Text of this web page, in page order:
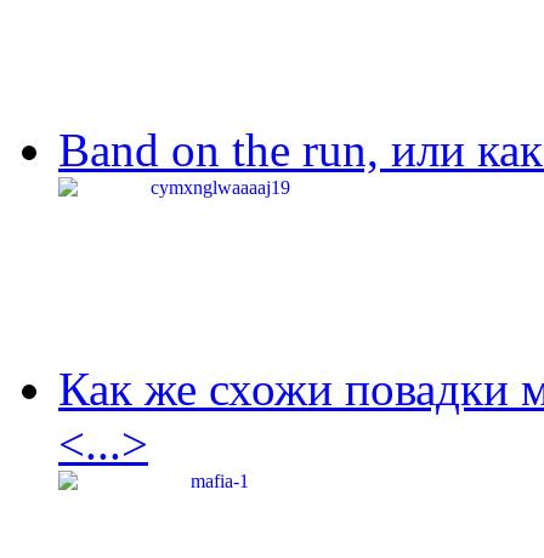
Band on the run, или
Как же схожи повадки
<...>